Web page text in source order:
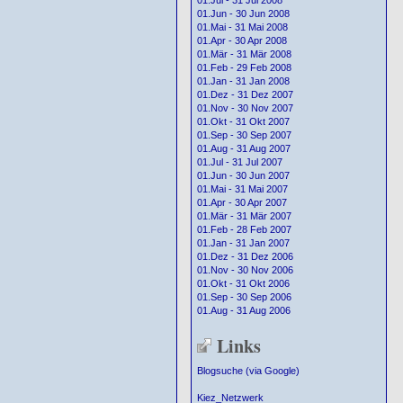
01.Jun - 30 Jun 2008
01.Mai - 31 Mai 2008
01.Apr - 30 Apr 2008
01.Mär - 31 Mär 2008
01.Feb - 29 Feb 2008
01.Jan - 31 Jan 2008
01.Dez - 31 Dez 2007
01.Nov - 30 Nov 2007
01.Okt - 31 Okt 2007
01.Sep - 30 Sep 2007
01.Aug - 31 Aug 2007
01.Jul - 31 Jul 2007
01.Jun - 30 Jun 2007
01.Mai - 31 Mai 2007
01.Apr - 30 Apr 2007
01.Mär - 31 Mär 2007
01.Feb - 28 Feb 2007
01.Jan - 31 Jan 2007
01.Dez - 31 Dez 2006
01.Nov - 30 Nov 2006
01.Okt - 31 Okt 2006
01.Sep - 30 Sep 2006
01.Aug - 31 Aug 2006
Links
Blogsuche (via Google)
Kiez_Netzwerk